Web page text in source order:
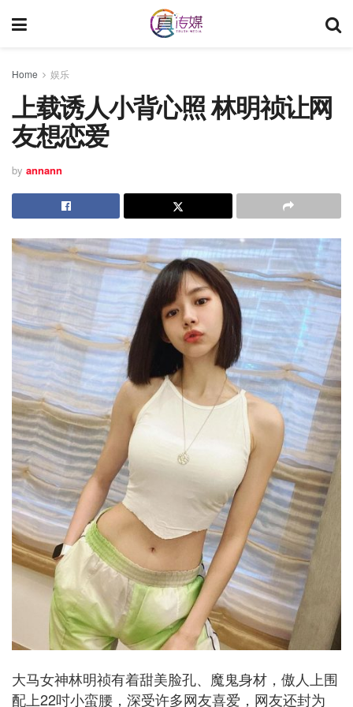
Home 娱乐
上载诱人小背心照 林明祯让网
友想恋爱
by annann
大马女神林明祯有着甜美脸孔、魔鬼身材，傲人上围
配上22吋小蛮腰，深受许多网友喜爱，网友还封为